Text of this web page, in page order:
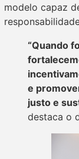
modelo capaz
“Quando
e
justo e
destaca o